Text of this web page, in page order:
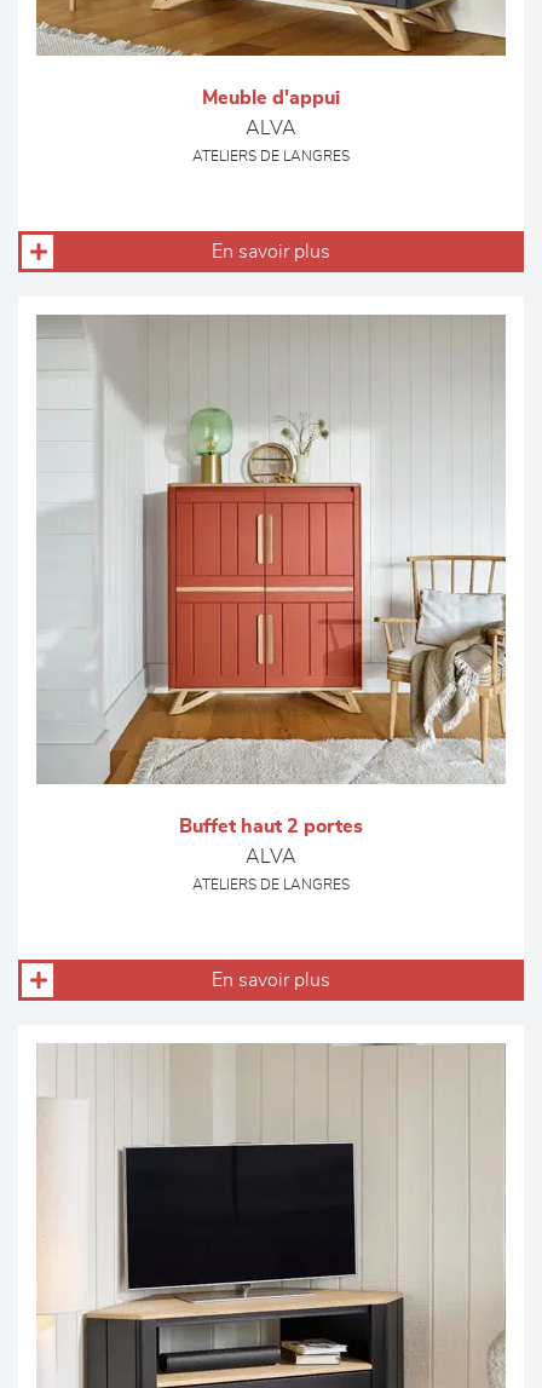
Meuble d'appui
ALVA
ATELIERS DE LANGRES
En savoir plus
Buffet haut 2 portes
ALVA
ATELIERS DE LANGRES
En savoir plus